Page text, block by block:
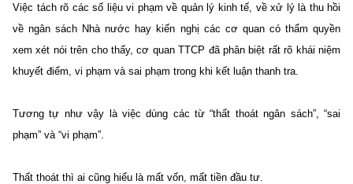
Việc tách rõ các số liệu vi phạm về quản lý kinh tế, về xử lý là thu hồi
về ngân sách Nhà nước hay kiến nghị các cơ quan có thẩm quyền
xem xét nói trên cho thấy, cơ quan TTCP đã phân biệt rất rõ khái niệm
khuyết điểm, vi phạm và sai phạm trong khi kết luận thanh tra.
Tương tự như vậy là việc dùng các từ “thất thoát ngân sách”, “sai
phạm” và “vi phạm”.
Thất thoát thì ai cũng hiểu là mất vốn, mất tiền đầu tư.